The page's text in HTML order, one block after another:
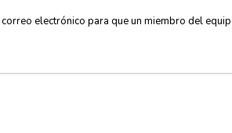
electrónico para que un miembro del